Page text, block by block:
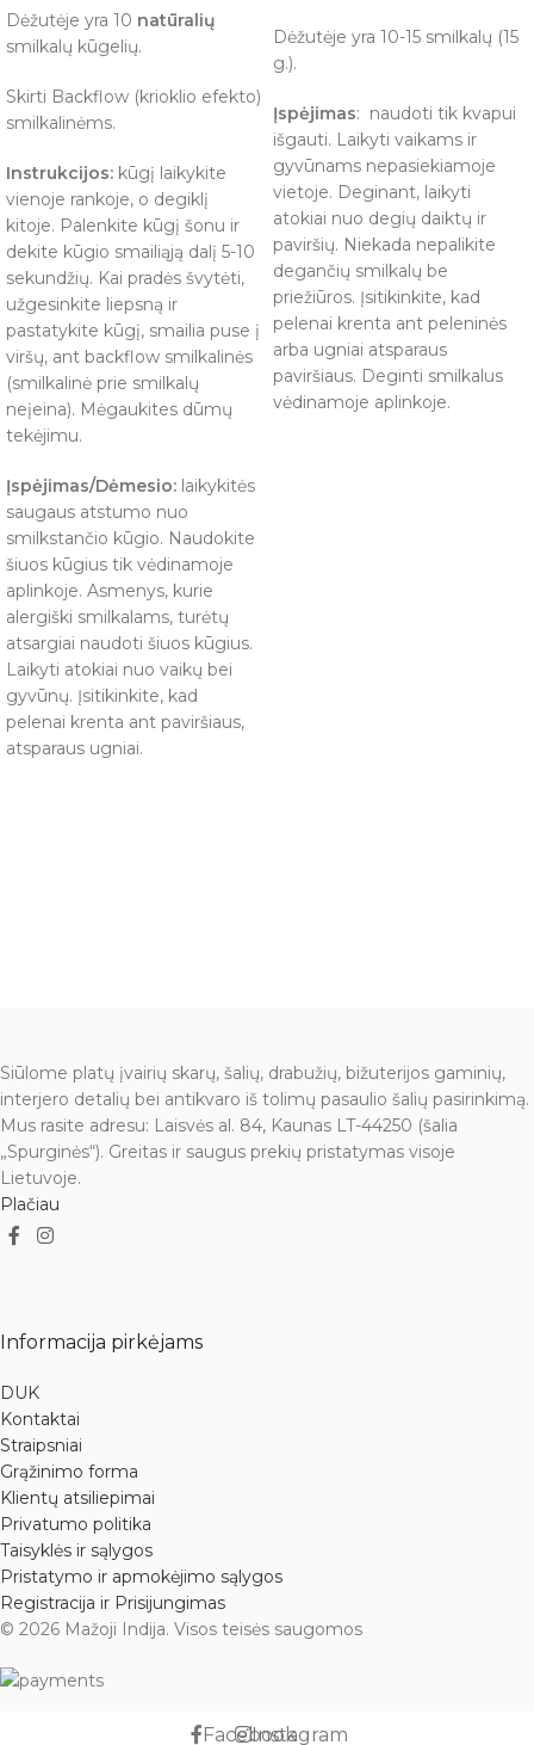
Dėžutėje yra 10 natūralių
smilkalų kūgelių.
Skirti Backflow (krioklio efekto)
smilkalinėms.
Instrukcijos: kūgį laikykite
vienoje rankoje, o degiklį
kitoje. Palenkite kūgį šonu ir
dekite kūgio smailiąją dalį 5-10
sekundžių. Kai pradės švytėti,
užgesinkite liepsną ir
pastatykite kūgį, smailia puse į
viršų, ant backflow smilkalinės
(smilkalinė prie smilkalų
neįeina). Mėgaukites dūmų
tekėjimu.
Įspėjimas/Dėmesio: laikykitės
saugaus atstumo nuo
smilkstančio kūgio. Naudokite
šiuos kūgius tik vėdinamoje
aplinkoje. Asmenys, kurie
alergiški smilkalams, turėtų
atsargiai naudoti šiuos kūgius.
Laikyti atokiai nuo vaikų bei
gyvūnų. Įsitikinkite, kad
pelenai krenta ant paviršiaus,
atsparaus ugniai.
Dėžutėje yra 10-15 smilkalų (15
g.).
Įspėjimas: naudoti tik kvapui
išgauti. Laikyti vaikams ir
gyvūnams nepasiekiamoje
vietoje. Deginant, laikyti
atokiai nuo degių daiktų ir
paviršių. Niekada nepalikite
degančių smilkalų be
priežiūros. Įsitikinkite, kad
pelenai krenta ant peleninės
arba ugniai atsparaus
paviršiaus. Deginti smilkalus
vėdinamoje aplinkoje.
Siūlome platų įvairių skarų, šalių, drabužių, bižuterijos gaminių,
interjero detalių bei antikvaro iš tolimų pasaulio šalių pasirinkimą.
Mus rasite adresu: Laisvės al. 84, Kaunas LT-44250 (šalia
„Spurginės“). Greitas ir saugus prekių pristatymas visoje
Lietuvoje.
Plačiau
Informacija pirkėjams
DUK
Kontaktai
Straipsniai
Grąžinimo forma
Klientų atsiliepimai
Privatumo politika
Taisyklės ir sąlygos
Pristatymo ir apmokėjimo sąlygos
Registracija ir Prisijungimas
© 2026 Mažoji Indija. Visos teisės saugomos
FacebookInstagram